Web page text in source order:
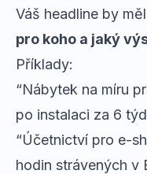
Váš headline by
pro koho a jaký
Příklady:
“Nábytek na míru
po instalaci za 6
“Účetnictví pro e-
hodin strávených v